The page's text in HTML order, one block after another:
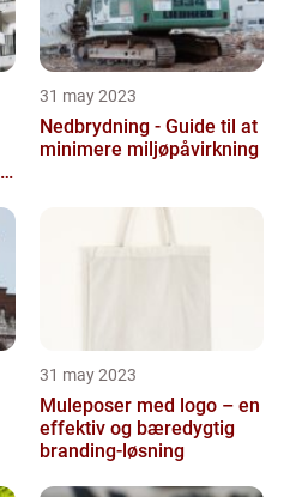
31 may 2023
Nedbrydning - Guide til at
minimere miljøpåvirkning
31 may 2023
Muleposer med logo – en
effektiv og bæredygtig
branding-løsning